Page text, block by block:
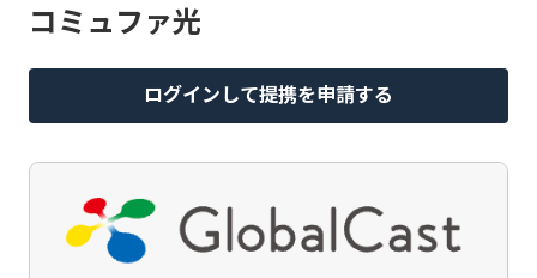
コミュファ光
ログインして提携を申請する